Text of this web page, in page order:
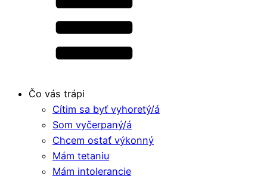
Čo vás trápi
Cítim sa byť vyhoretý/á
Som vyčerpaný/á
Chcem ostať výkonný
Mám tetaniu
Mám intolerancie